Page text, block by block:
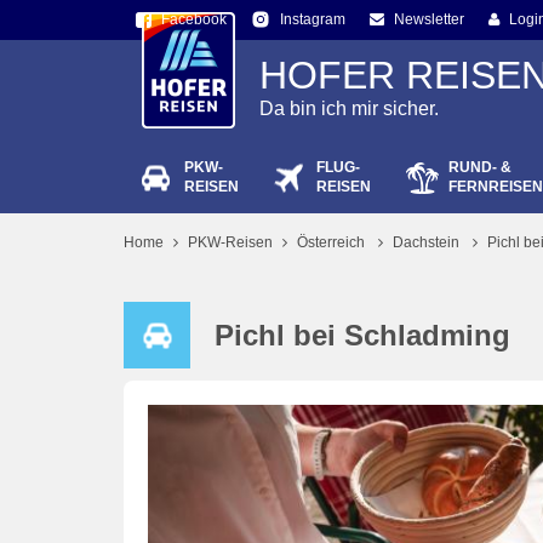
Facebook Instagram Newsletter
HOFER
Da bin ich mir sicher.
PKW-
REISEN
FLUG-
REISEN
RUND- &
FERNREISEN
Home PKW-Reisen Österreich Dachstein Pichl
Pichl bei Schladming